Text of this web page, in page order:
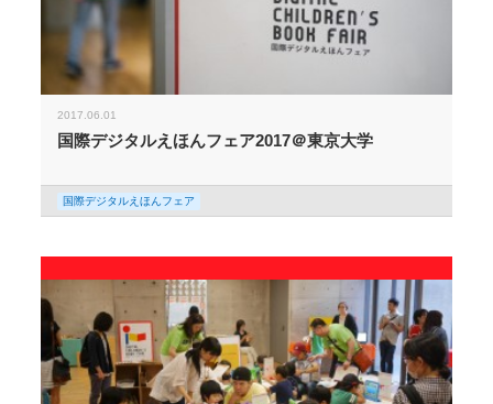
2017.06.01
国際デジタルえほんフェア2017＠東京大学
国際デジタルえほんフェア